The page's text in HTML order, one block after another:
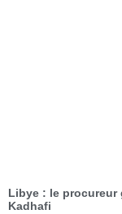
Libye : le procureur
Kadhafi